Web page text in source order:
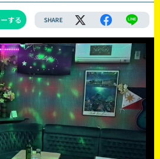
する SHARE